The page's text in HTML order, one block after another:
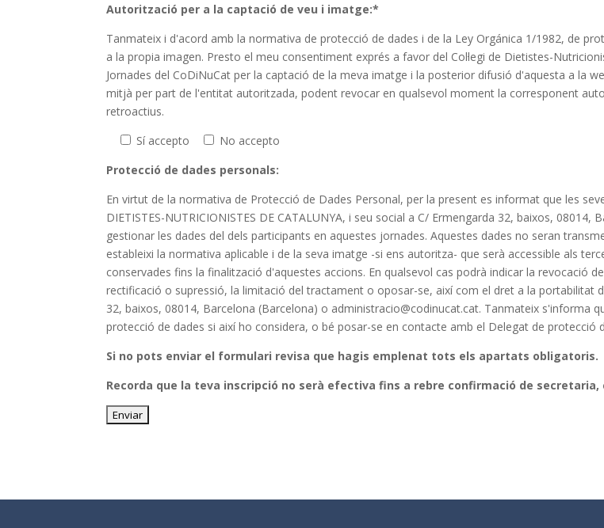
Autorització per a la captació de veu i imatge:*
Tanmateix i d'acord amb la normativa de protecció de dades i de la Ley Orgánica 1/1982, de
a la propia imagen. Presto el meu consentiment exprés a favor del Col·legi de Dietistes-
Jornades del CoDiNuCat per la captació de la meva imatge i la posterior difusió d'aquesta a la
mitjà per part de l'entitat autoritzada, podent revocar en qualsevol moment la corresponent
retroactius.
Sí accepto
No accepto
Protecció de dades personals:
En virtut de la normativa de Protecció de Dades Personal, per la present es informat que les
DIETISTES-NUTRICIONISTES DE CATALUNYA, i seu social a C/ Ermengarda 32, baixos,
gestionar les dades del dels participants en aquestes jornades. Aquestes dades no seran
estableixi la normativa aplicable i de la seva imatge -si ens autoritza- que serà accessible als
conservades fins la finalització d'aquestes accions. En qualsevol cas podrà indicar la revocació
rectificació o supressió, la limitació del tractament o oposar-se, així com el dret a la portabilitat
32, baixos, 08014, Barcelona (Barcelona) o administracio@codinucat.cat. Tanmateix s'informa
protecció de dades si així ho considera, o bé posar-se en contacte amb el Delegat de protecció
Si no pots enviar el formulari revisa que hagis emplenat tots els apartats obligatoris.
Recorda que la teva inscripció no serà efectiva fins a rebre confirmació de